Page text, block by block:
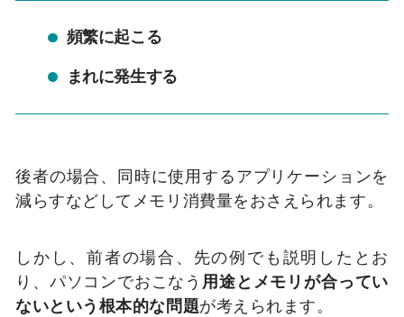
頻繁に起こる
まれに発生する
後者の場合、同時に使用するアプリケーションを
減らすなどしてメモリ消費量をおさえられます。
しかし、前者の場合、先の例でも説明したとお
り、パソコンでおこなう 用途とメモリが合ってい
ないという根本的な問題が考えられます。